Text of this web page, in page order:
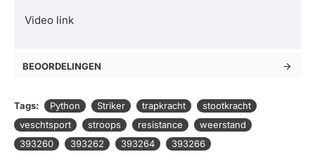
Video link
BEOORDELINGEN
Tags: Python Striker trapkracht
stootkracht
veschtsport
stroops resistance
weerstand
393260
393262 393264 393266